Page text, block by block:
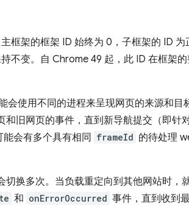
框架的框架 ID 始终为 0，子框架的 ID
不变。自 Chrome 49 起，此 ID 在框架
会使用不同的进程来呈现网页的来源和目
旧网页的事件，直到新导航提交（即针
会有多个具有相同 frameId 的待处理
换多次。当负载重定向到其他网站时，
和 onErrorOccurred 事件，直到收到